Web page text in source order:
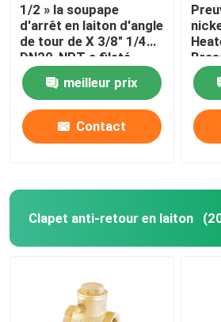
1/2 » la soupape
d'arrêt en laiton d'angle
de tour de X 3/8" 1/4
DN20-NPT a fileté
meilleur prix
Contact
Clapet anti-retour en laiton